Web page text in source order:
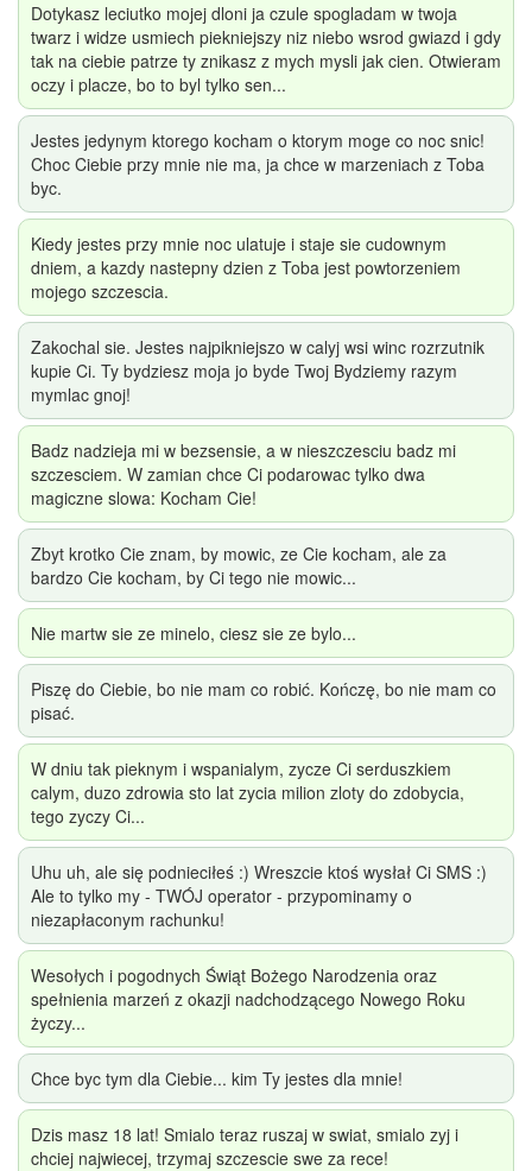
Dotykasz leciutko mojej dloni ja czule spogladam w twoja
twarz i widze usmiech piekniejszy niz niebo wsrod gwiazd i gdy
tak na ciebie patrze ty znikasz z mych mysli jak cien. Otwieram
oczy i placze, bo to byl tylko sen...
Jestes jedynym ktorego kocham o ktorym moge co noc snic!
Choc Ciebie przy mnie nie ma, ja chce w marzeniach z Toba
byc.
Kiedy jestes przy mnie noc ulatuje i staje sie cudownym
dniem, a kazdy nastepny dzien z Toba jest powtorzeniem
mojego szczescia.
Zakochal sie. Jestes najpikniejszo w calyj wsi winc rozrzutnik
kupie Ci. Ty bydziesz moja jo byde Twoj Bydziemy razym
mymlac gnoj!
Badz nadzieja mi w bezsensie, a w nieszczesciu badz mi
szczesciem. W zamian chce Ci podarowac tylko dwa
magiczne slowa: Kocham Cie!
Zbyt krotko Cie znam, by mowic, ze Cie kocham, ale za
bardzo Cie kocham, by Ci tego nie mowic...
Nie martw sie ze minelo, ciesz sie ze bylo...
Piszę do Ciebie, bo nie mam co robić. Kończę, bo nie mam co
pisać.
W dniu tak pieknym i wspanialym, zycze Ci serduszkiem
calym, duzo zdrowia sto lat zycia milion zloty do zdobycia,
tego zyczy Ci...
Uhu uh, ale się podnieciłeś :) Wreszcie ktoś wysłał Ci SMS :)
Ale to tylko my - TWÓJ operator - przypominamy o
niezapłaconym rachunku!
Wesołych i pogodnych Świąt Bożego Narodzenia oraz
spełnienia marzeń z okazji nadchodzącego Nowego Roku
życzy...
Chce byc tym dla Ciebie... kim Ty jestes dla mnie!
Dzis masz 18 lat! Smialo teraz ruszaj w swiat, smialo zyj i
chciej najwiecej, trzymaj szczescie swe za rece!